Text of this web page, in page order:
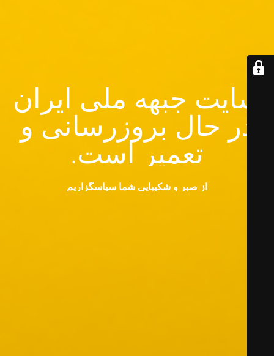
سایت جبهه ملی ایران
در حال بروزرسانی و
تعمیر است.
از صبر و شکیبایی شما سپاسگزاریم